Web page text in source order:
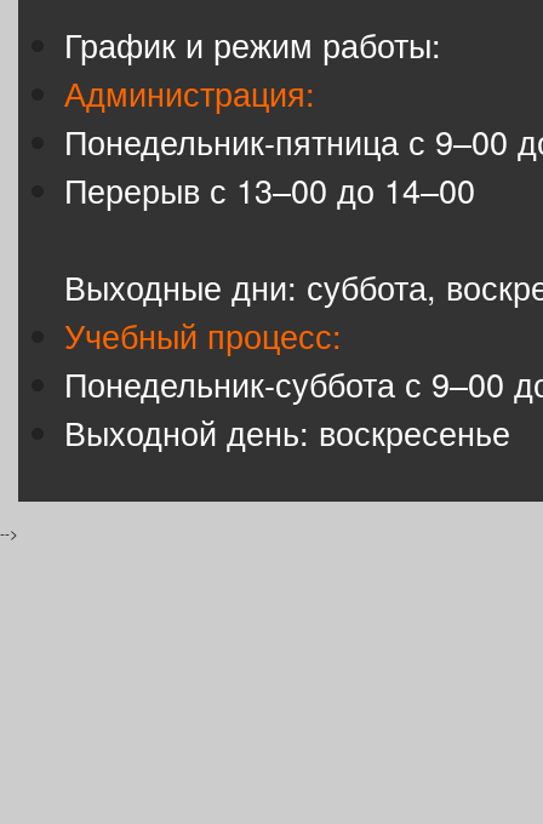
График и режим работы:
Администрация:
Понедельник-пятница с 9–00
Перерыв с 13–00 до 14–00
Выходные дни: суббота,
Учебный процесс:
Понедельник-суббота с 9–00
Выходной день: воскресенье
-->